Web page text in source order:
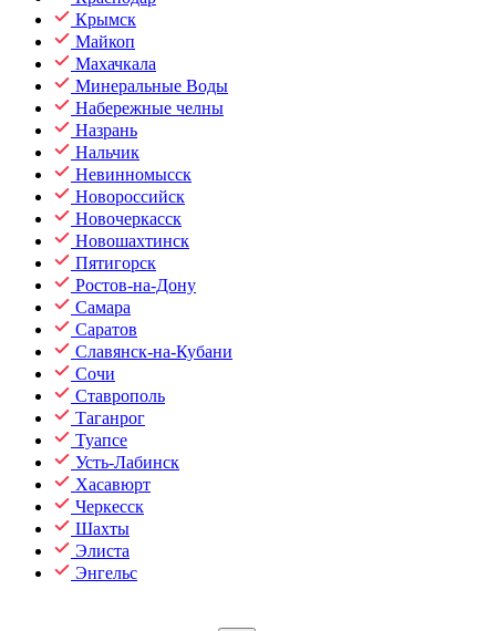
Крымск
Майкоп
Махачкала
Минеральные Воды
Набережные челны
Назрань
Нальчик
Невинномысск
Новороссийск
Новочеркасск
Новошахтинск
Пятигорск
Ростов-на-Дону
Самара
Саратов
Славянск-на-Кубани
Сочи
Ставрополь
Таганрог
Туапсе
Усть-Лабинск
Хасавюрт
Черкесск
Шахты
Элиста
Энгельс